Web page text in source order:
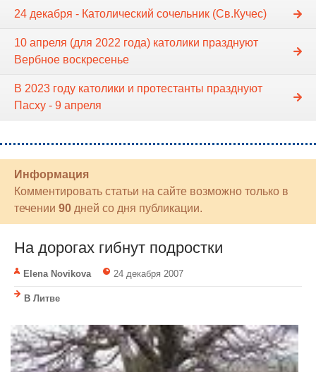
24 декабря - Католический сочельник (Св.Кучес)
10 апреля (для 2022 года) католики празднуют
Вербное воскресенье
В 2023 году католики и протестанты празднуют
Пасху - 9 апреля
Информация
Комментировать статьи на сайте возможно только в
течении 90 дней со дня публикации.
На дорогах гибнут подростки
Elena Novikova 24 декабря 2007
В Литве